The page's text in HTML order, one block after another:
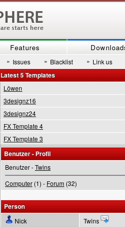
Features
» Issues » Blacklist » Link us
Latest 5 Templates
Löwen
3designz16
3designz24
FX Template 4
FX Template 3
Benutzer - Profil
Benutzer -Twins
Computer (1) - Forum (32)
Person
Nick
Twins